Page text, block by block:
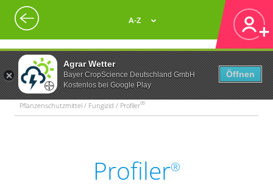
Agrar Wetter
Bayer CropScience Deutschland GmbH
Kostenlos bei Google Play
Öffnen
A-Z
Pflanzenschutzmittel / Fungizid / Profiler®
Profiler®